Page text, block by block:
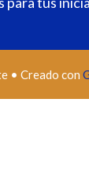
• Creado con